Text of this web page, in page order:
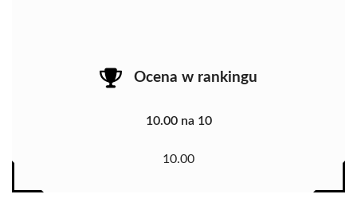
Ocena w rankingu
10.00 na 10
10.00